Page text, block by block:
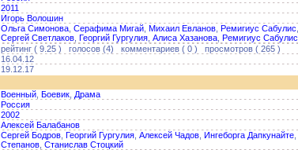
2011
Игорь Волошин
Ольга Симонова Серафима Мигай Михаил Евланов Ремигиус Сабулис
Сергей Светлаков Георгий Гургулия Алиса Хазанова Ремигиус Сабулис
рейтинг ( 9.25 ) голосов (4) комментариев ( 0 ) просмотров ( 265 )
16.04.12
19.12.17
Военный Боевик Драма
Россия
2002
Алексей Балабанов
Сергей Бодров Георгий Гургулия Алексей Чадов Ингеборга Дапкунайте
Степанов Станислав Стоцкий